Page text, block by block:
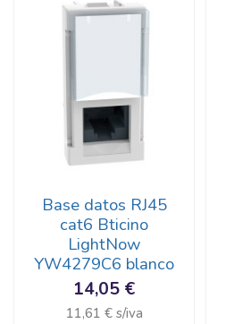
Base datos RJ45
cat6 Bticino
LightNow
YW4279C6 blanco
14,05 €
11,61 € s/iva